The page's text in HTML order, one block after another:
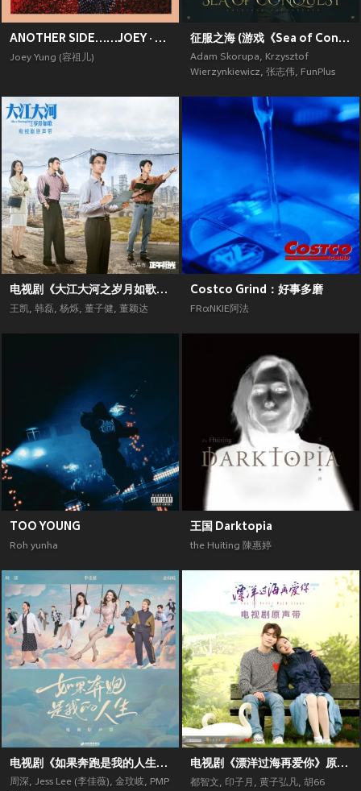
ANOTHER SIDE……JOEY · MY SECRET · LIVE
Joey Yung (容祖儿)
征服之海 (游戏《Sea of Conquest》原声带)
Adam Skorupa, Krzysztof
Wierzynkiewicz, 张志伟, FunPlus
电视剧《大江大河之岁月如歌》原声带
王凯, 韩磊, 杨烁, 董子健, 董颖达
Costco Grind：好事多磨
FRαNKIE阿法
TOO YOUNG
Roh yunha
王国 Darktopia
the Huiting 陳惠婷
电视剧《如果奔跑是我的人生》原声带
周深, Jess Lee (李佳薇), 金玟岐, PMP
电视剧《漂洋过海再爱你》原声带
都智文, 印子月 , 黄子弘凡, 胡66